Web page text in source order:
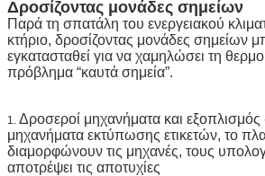
Δροσίζοντας μονάδες σημείων
Παρά τη σπατάλη του ενεργειακού
κτήριο, δροσίζοντας μονάδες σημείων
εγκατασταθεί για να χαμηλώσει τη
πρόβλημα “καυτά σημεία”.
1. Δροσεροί μηχανήματα και
μηχανήματα εκτύπωσης ετικετών, το
διαμορφώνουν τις μηχανές, τους
αποτρέψει τις αποτυχίες